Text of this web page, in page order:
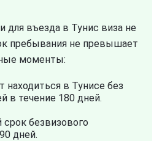
для въезда в Тунис виза не
пребывания не превышает
моменты:
находиться в Тунисе без
в течение 180 дней.
безвизового
дней.